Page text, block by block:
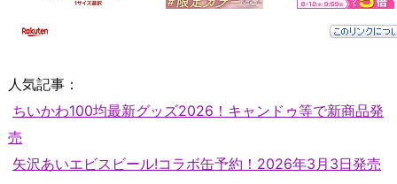
人気記事：
ちいかわ100均最新グッズ2026！キャンドゥ等で新商品発
売
矢沢あいエビスビール!コラボ缶予約！2026年3月3日発売